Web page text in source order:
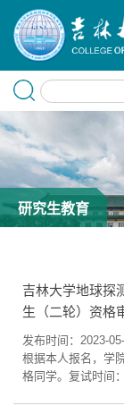
研究生教育
吉林大学地球探
生（二轮）资格
发布时间：2023-
根据本人报名，学
格同学。复试时间